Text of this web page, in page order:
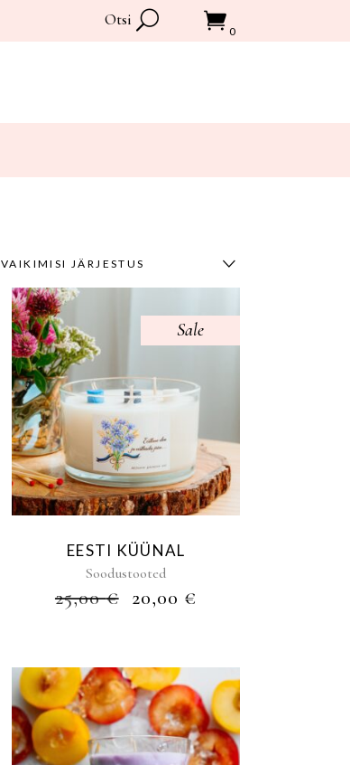
Otsi
0
VAIKIMISI JÄRJESTUS
Sale
EESTI KÜÜNAL
Soodustooted
25,00€ ALGNE
20,00 €